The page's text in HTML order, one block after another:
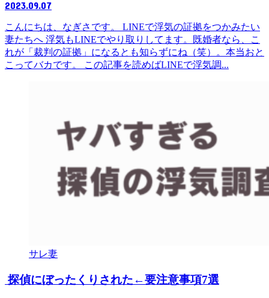
2023.09.07
こんにちは、なぎさです。 LINEで浮気の証拠をつかみたい
妻たちへ 浮気もLINEでやり取りしてます。既婚者なら、こ
れが「裁判の証拠」になるとも知らずにね（笑）。本当おと
こってバカです。 この記事を読めばLINEで浮気調...
サレ妻
探偵にぼったくりされた←要注意事項7選